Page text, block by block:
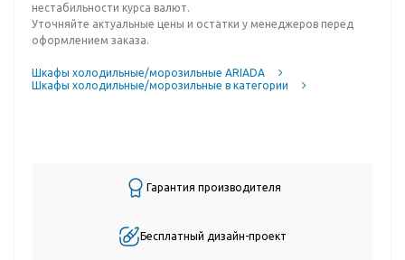
нестабильности курса валют.
Уточняйте актуальные цены и остатки у менеджеров перед
оформлением заказа.
Шкафы холодильные/морозильные ARIADA
Шкафы холодильные/морозильные в категории
Гарантия производителя
Бесплатный дизайн-проект